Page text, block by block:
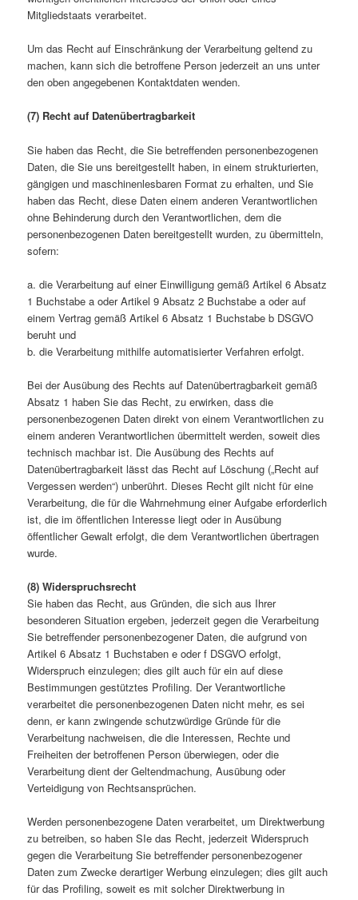
Mitgliedstaats verarbeitet.
Um das Recht auf Einschränkung der Verarbeitung geltend zu
machen, kann sich die betroffene Person jederzeit an uns unter
den oben angegebenen Kontaktdaten wenden.
(7) Recht auf Datenübertragbarkeit
Sie haben das Recht, die Sie betreffenden personenbezogenen
Daten, die Sie uns bereitgestellt haben, in einem strukturierten,
gängigen und maschinenlesbaren Format zu erhalten, und Sie
haben das Recht, diese Daten einem anderen Verantwortlichen
ohne Behinderung durch den Verantwortlichen, dem die
personenbezogenen Daten bereitgestellt wurden, zu übermitteln,
sofern:
a. die Verarbeitung auf einer Einwilligung gemäß Artikel 6 Absatz
1 Buchstabe a oder Artikel 9 Absatz 2 Buchstabe a oder auf
einem Vertrag gemäß Artikel 6 Absatz 1 Buchstabe b DSGVO
beruht und
b. die Verarbeitung mithilfe automatisierter Verfahren erfolgt.
Bei der Ausübung des Rechts auf Datenübertragbarkeit gemäß
Absatz 1 haben Sie das Recht, zu erwirken, dass die
personenbezogenen Daten direkt von einem Verantwortlichen zu
einem anderen Verantwortlichen übermittelt werden, soweit dies
technisch machbar ist. Die Ausübung des Rechts auf
Datenübertragbarkeit lässt das Recht auf Löschung („Recht auf
Vergessen werden“) unberührt. Dieses Recht gilt nicht für eine
Verarbeitung, die für die Wahrnehmung einer Aufgabe erforderlich
ist, die im öffentlichen Interesse liegt oder in Ausübung
öffentlicher Gewalt erfolgt, die dem Verantwortlichen übertragen
wurde.
(8) Widerspruchsrecht
Sie haben das Recht, aus Gründen, die sich aus Ihrer
besonderen Situation ergeben, jederzeit gegen die Verarbeitung
Sie betreffender personenbezogener Daten, die aufgrund von
Artikel 6 Absatz 1 Buchstaben e oder f DSGVO erfolgt,
Widerspruch einzulegen; dies gilt auch für ein auf diese
Bestimmungen gestütztes Profiling. Der Verantwortliche
verarbeitet die personenbezogenen Daten nicht mehr, es sei
denn, er kann zwingende schutzwürdige Gründe für die
Verarbeitung nachweisen, die die Interessen, Rechte und
Freiheiten der betroffenen Person überwiegen, oder die
Verarbeitung dient der Geltendmachung, Ausübung oder
Verteidigung von Rechtsansprüchen.
Werden personenbezogene Daten verarbeitet, um Direktwerbung
zu betreiben, so haben SIe das Recht, jederzeit Widerspruch
gegen die Verarbeitung Sie betreffender personenbezogener
Daten zum Zwecke derartiger Werbung einzulegen; dies gilt auch
für das Profiling, soweit es mit solcher Direktwerbung in